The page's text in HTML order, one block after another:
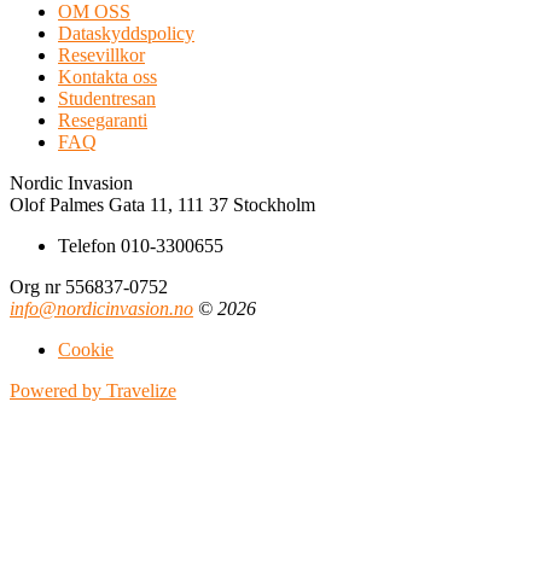
OM OSS
Dataskyddspolicy
Resevillkor
Kontakta oss
Studentresan
Resegaranti
FAQ
Nordic Invasion
Olof Palmes Gata 11, 111 37 Stockholm
Telefon 010-3300655
Org nr 556837-0752
info@nordicinvasion.no © 2026
Cookie
Powered by Travelize